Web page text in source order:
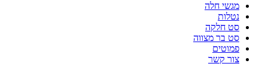
מגשי חלה
נטלות
סט חלקה
סט בר מצווה
פמוטים
צור קשר